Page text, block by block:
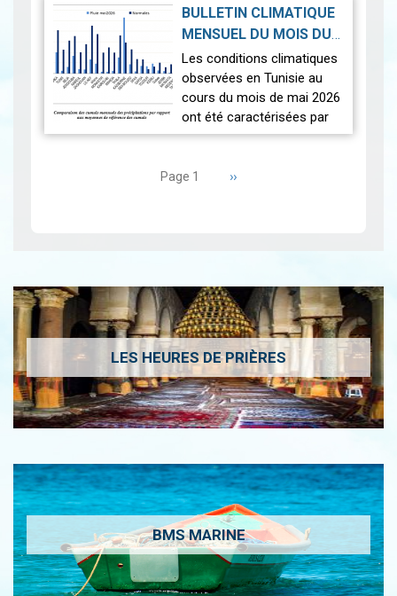
avec un léger excédent
thermique de +0,3 °c
Nous r…
BULLETIN CLIMATIQUE
MENSUEL DU MOIS DU
MAI 2026|2026-06-17
Les conditions climatiques
observées en Tunisie au
cours du mois de mai 2026
ont été caractérisées par
des températures proches
répartition spatiale
Page 1 Page
››
LES HEURES DE PRIÈRES
BMS MARINE